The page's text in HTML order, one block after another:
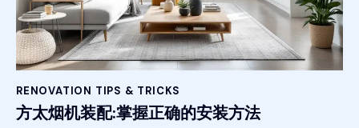
RENOVATION TIPS & TRICKS
方太烟机装配:掌握正确的安装方法